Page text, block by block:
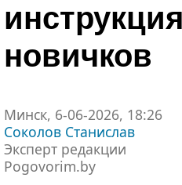
новичков
Минск, 6-06-2026, 18:26
Соколов Станислав
Эксперт редакции
Pogovorim.by